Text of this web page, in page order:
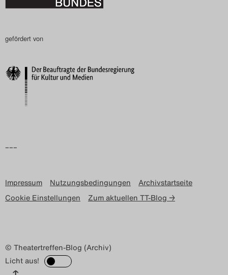
Impressum
Nutzungsbedingungen
Search
gefördert von
–––
Impressum Nutzungsbedingungen
Archivstartseite
Cookie Einstellungen
Zum aktuellen TT-Blog →
© Theatertreffen-Blog (Archiv)
Licht aus!
↑